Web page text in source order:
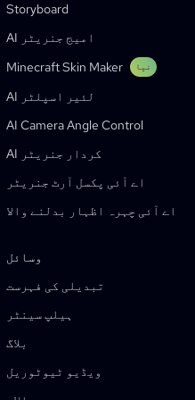
Storyboard
AI امیج جنریٹر
Minecraft Skin Maker
نیا
AI لئیر اسپلٹر
AI Camera Angle Control
AI کردار جنریٹر
اے آئی پکسل آرٹ جنریٹر
اے آئی چہرہ اظہار بدلنے والا
وسائل
تبدیلی کی فہرست
ہیلپ سینٹر
بلاگ
ویڈیو ٹیوٹوریل